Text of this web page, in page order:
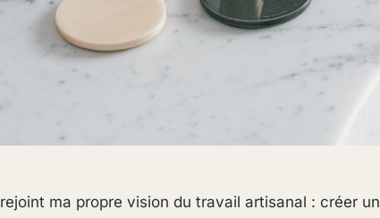
rejoint ma propre vision du travail artisanal : créer un